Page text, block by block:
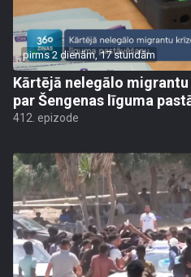
pirms 2 dienām, 17 stundām
Kārtējā nelegālo
par Šengenas līguma
412. epizode